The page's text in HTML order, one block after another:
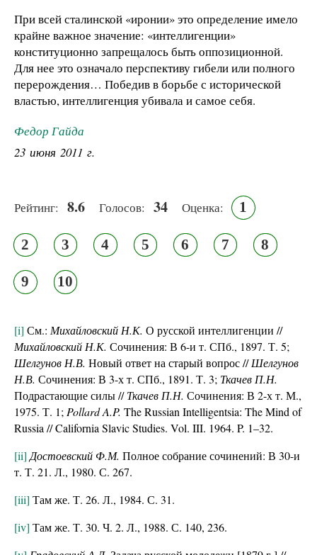
При всей сталинской «иронии» это определение имело
крайне важное значение: «интеллигенции»
конституционно запрещалось быть оппозиционной.
Для нее это означало перспективу гибели или полного
перерождения… Победив в борьбе с исторической
властью, интеллигенция убивала и самое себя.
Федор Гайда
23 июня 2011 г.
Рейтинг: 8.6 Голосов: 34 Оценка: 1
2 3 4 5 6 7 8
9 10
[i] См.: Михайловский Н.К. О русской интеллигенции //
Михайловский Н.К. Сочинения: В 6-и т. СПб., 1897. Т. 5;
Шелгунов Н.В. Новый ответ на старый вопрос //Шелгунов
Н.В. Сочинения: В 3-х т. СПб., 1891. Т. 3; Ткачев П.Н.
Подрастающие силы //Ткачев П.Н. Сочинения: В 2-х т. М.,
1975. Т. 1; Pollard A.P. The Russian Intelligentsia: The Mind of
Russia // California Slavic Studies. Vol. III. 1964. P. 1–32.
[ii] Достоевский Ф.М. Полное собрание сочинений: В 30-и
т. Т. 21. Л., 1980. С. 267.
[iii] Там же. Т. 26. Л., 1984. С. 31.
[iv] Там же. Т. 30. Ч. 2. Л., 1988. С. 140, 236.